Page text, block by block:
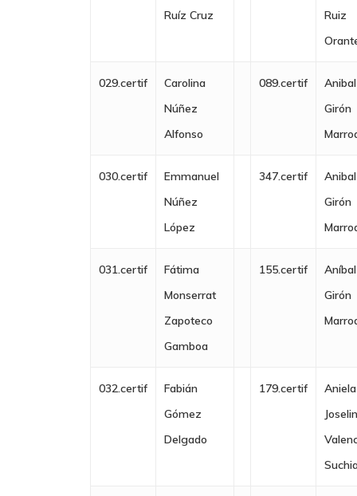
Ruíz Cruz
Ruiz
029.certif
Carolina
Núñez
Alfonso
089.certif
Anibal
Girón
030.certif
Emmanuel
Núñez
López
347.certif
Anibal
Girón
031.certif
Fátima
Monserrat
Zapoteco
Gamboa
155.certif
Aníbal
Girón
032.certif
Fabián
Gómez
Delgado
179.certif
Aniela